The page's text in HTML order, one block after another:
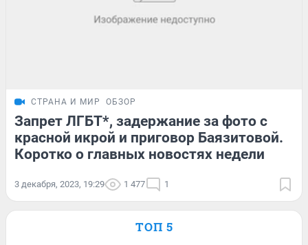
СТРАНА И МИР ОБЗОР
Запрет ЛГБТ*, задержание за фото с
красной икрой и приговор Баязитовой.
Коротко о главных новостях недели
3 декабря, 2023, 19:29 1 477 1
ТОП 5